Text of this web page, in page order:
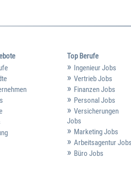
Top Berufe
Ingenieur Jobs
Vertrieb Jobs
Finanzen Jobs
Personal Jobs
Versicherungen
Jobs
Marketing Jobs
Arbeitsagentur Jobs
Büro Jobs